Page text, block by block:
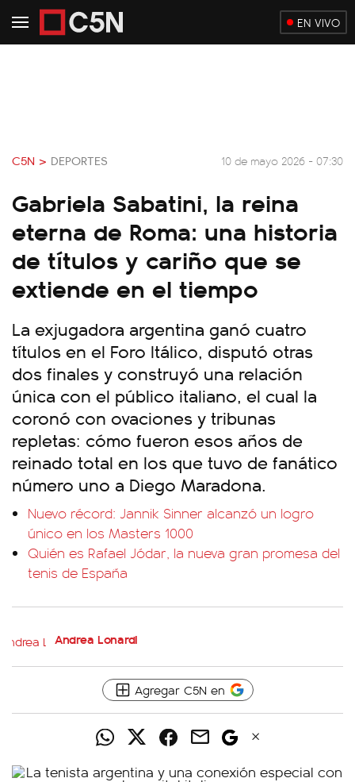
EN VIVO
C5N > DEPORTES 10 de mayo 2026 - 07:30
Gabriela Sabatini, la reina
eterna de Roma: una historia
de títulos y cariño que se
extiende en el tiempo
La exjugadora argentina ganó cuatro
títulos en el Foro Itálico, disputó otras
dos finales y construyó una relación
única con el público italiano, el cual la
coronó con ovaciones y tribunas
repletas: cómo fueron esos años de
reinado total en los que tuvo de fanático
número uno a Diego Maradona.
Nuevo récord: Jannik Sinner alcanzó un logro
único en los Masters 1000
Quién es Rafael Jódar, la nueva gran promesa del
tenis de España
Andrea Lonardi
Agregar C5N en